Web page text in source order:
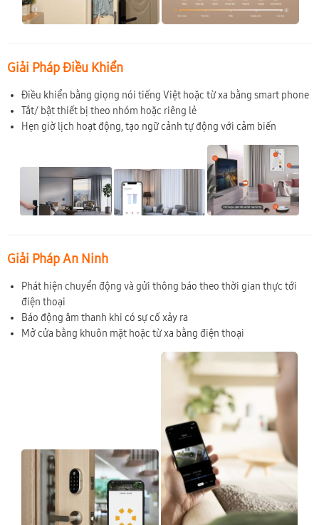
Giải Pháp Điều Khiển
Điều khiển bằng giọng nói tiếng Việt hoặc từ xa bằng smart phone
Tắt/ bật thiết bị theo nhóm hoặc riêng lẻ
Hẹn giờ lịch hoạt động, tạo ngữ cảnh tự động với cảm biến
Giải Pháp An Ninh
Phát hiện chuyển động và gửi thông báo theo thời gian thực tới
điện thoại
Báo động âm thanh khi có sự cố xảy ra
Mở cửa bằng khuôn mặt hoặc từ xa bằng điện thoại